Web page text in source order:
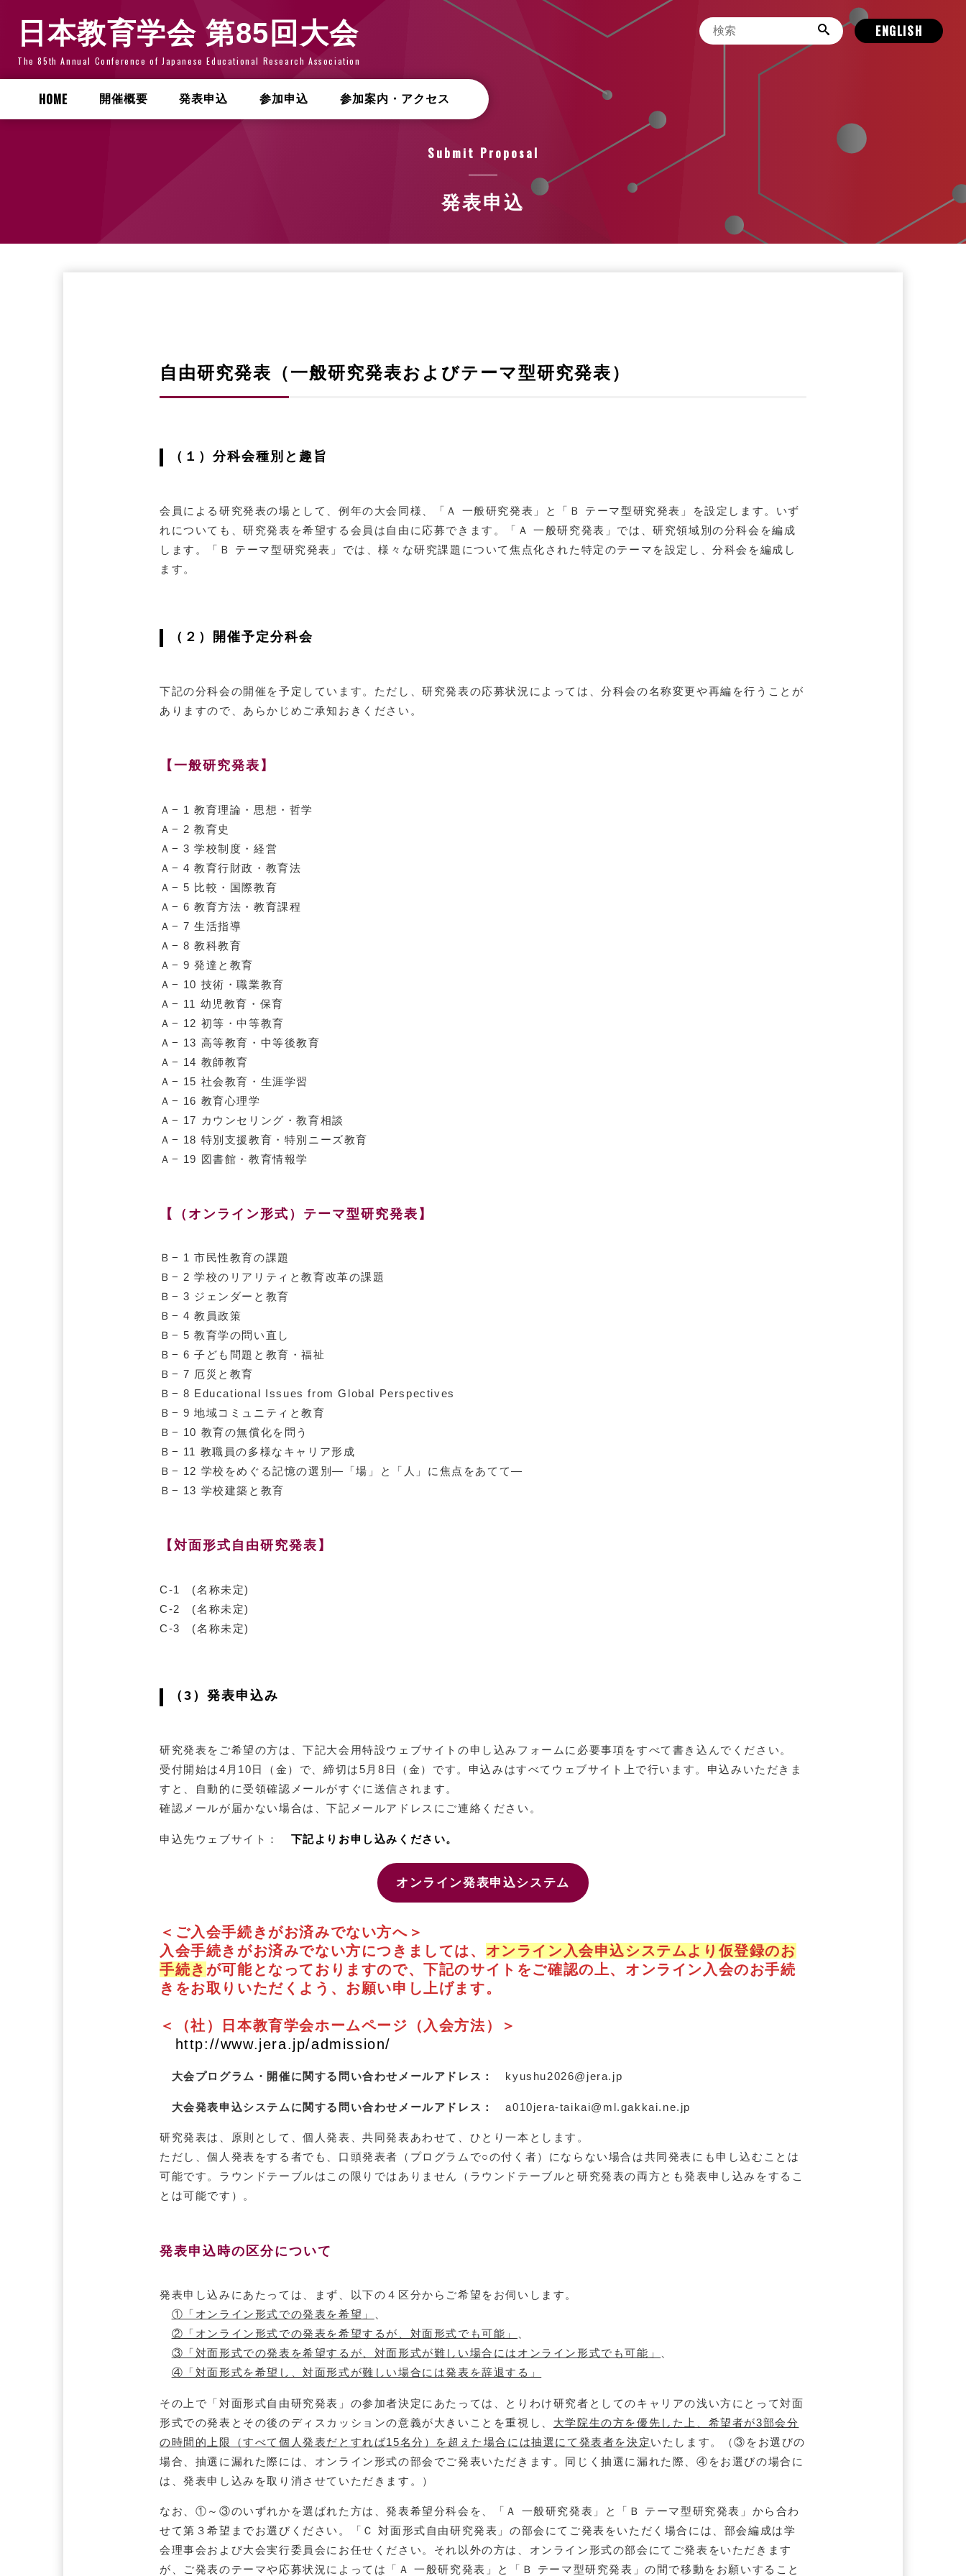
日本教育学会 第85回大会
The 85th Annual Conference of Japanese Educational Research Association
ENGLISH
HOME 開催概要 発表申込 参加申込 参加案内・アクセス
Submit Proposal
発表申込
自由研究発表（一般研究発表およびテーマ型研究発表）
（１）分科会種別と趣旨
会員による研究発表の場として、例年の大会同様、「Ａ 一般研究発表」と「Ｂ テーマ型研究発表」を設定します。いず
れについても、研究発表を希望する会員は自由に応募できます。「Ａ 一般研究発表」では、研究領域別の分科会を編成
します。「Ｂ テーマ型研究発表」では、様々な研究課題について焦点化された特定のテーマを設定し、分科会を編成し
ます。
（２）開催予定分科会
下記の分科会の開催を予定しています。ただし、研究発表の応募状況によっては、分科会の名称変更や再編を行うことが
ありますので、あらかじめご承知おきください。
【一般研究発表】
Ａ− 1 教育理論・思想・哲学
Ａ− 2 教育史
Ａ− 3 学校制度・経営
Ａ− 4 教育行財政・教育法
Ａ− 5 比較・国際教育
Ａ− 6 教育方法・教育課程
Ａ− 7 生活指導
Ａ− 8 教科教育
Ａ− 9 発達と教育
Ａ− 10 技術・職業教育
Ａ− 11 幼児教育・保育
Ａ− 12 初等・中等教育
Ａ− 13 高等教育・中等後教育
Ａ− 14 教師教育
Ａ− 15 社会教育・生涯学習
Ａ− 16 教育心理学
Ａ− 17 カウンセリング・教育相談
Ａ− 18 特別支援教育・特別ニーズ教育
Ａ− 19 図書館・教育情報学
【（オンライン形式）テーマ型研究発表】
Ｂ− 1 市民性教育の課題
Ｂ− 2 学校のリアリティと教育改革の課題
Ｂ− 3 ジェンダーと教育
Ｂ− 4 教員政策
Ｂ− 5 教育学の問い直し
Ｂ− 6 子ども問題と教育・福祉
Ｂ− 7 厄災と教育
Ｂ− 8 Educational Issues from Global Perspectives
Ｂ− 9 地域コミュニティと教育
Ｂ− 10 教育の無償化を問う
Ｂ− 11 教職員の多様なキャリア形成
Ｂ− 12 学校をめぐる記憶の選別―「場」と「人」に焦点をあてて―
Ｂ− 13 学校建築と教育
【対面形式自由研究発表】
C-1 (名称未定)
C-2 (名称未定)
C-3 (名称未定)
（3）発表申込み
研究発表をご希望の方は、下記大会用特設ウェブサイトの申し込みフォームに必要事項をすべて書き込んでください。
受付開始は4月10日（金）で、締切は5月8日（金）です。申込みはすべてウェブサイト上で行います。申込みいただきま
すと、自動的に受領確認メールがすぐに送信されます。
確認メールが届かない場合は、下記メールアドレスにご連絡ください。
申込先ウェブサイト： 下記よりお申し込みください。
オンライン発表申込システム
＜ご入会手続きがお済みでない方へ＞
入会手続きがお済みでない方につきましては、 オンライン入会申込システムより仮登録のお
手続き が可能となっておりますので、下記のサイトをご確認の上、オンライン入会のお手続
きをお取りいただくよう、お願い申し上げます。
＜（社）日本教育学会ホームページ（入会方法）＞
http://www.jera.jp/admission/
大会プログラム・開催に関する問い合わせメールアドレス： kyushu2026@jera.jp
大会発表申込システムに関する問い合わせメールアドレス： a010jera-taikai@ml.gakkai.ne.jp
研究発表は、原則として、個人発表、共同発表あわせて、ひとり一本とします。
ただし、個人発表をする者でも、口頭発表者（プログラムで○の付く者）にならない場合は共同発表にも申し込むことは
可能です。ラウンドテーブルはこの限りではありません（ラウンドテーブルと研究発表の両方とも発表申し込みをするこ
とは可能です）。
発表申込時の区分について
発表申し込みにあたっては、まず、以下の４区分からご希望をお伺いします。
①「オンライン形式での発表を希望」
②「オンライン形式での発表を希望するが、対面形式でも可能」
③「対面形式での発表を希望するが、対面形式が難しい場合にはオンライン形式でも可能」
④「対面形式を希望し、対面形式が難しい場合には発表を辞退する」
その上で「対面形式自由研究発表」の参加者決定にあたっては、とりわけ研究者としてのキャリアの浅い方にとって対面
形式での発表とその後のディスカッションの意義が大きいことを重視し、 大学院生の方を優先した上、希望者が3部会分
の時間的上限（すべて個人発表だとすれば15名分）を超えた場合には抽選にて発表者を決定いたします。（③をお選びの
場合、抽選に漏れた際には、オンライン形式の部会でご発表いただきます。同じく抽選に漏れた際、④をお選びの場合に
は、発表申し込みを取り消させていただきます。）
なお、①～③のいずれかを選ばれた方は、発表希望分科会を、「Ａ 一般研究発表」と「Ｂ テーマ型研究発表」から合わ
せて第３希望までお選びください。「Ｃ 対面形式自由研究発表」の部会にてご発表をいただく場合には、部会編成は学
会理事会および大会実行委員会にお任せください。それ以外の方は、オンライン形式の部会にてご発表をいただきます
が、ご発表のテーマや応募状況によっては「Ａ 一般研究発表」と「Ｂ テーマ型研究発表」の間で移動をお願いすること